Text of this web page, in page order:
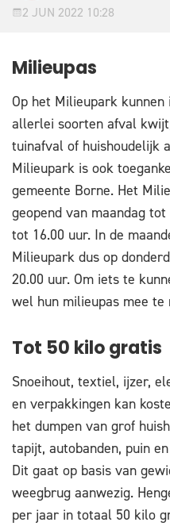
2 JUN 2022 10:28
Milieupas
Op het Milieupark
allerlei soorten afval
tuinafval of huishoudelijk
Milieupark is ook
gemeente Borne. Het
geopend van maandag
tot 16.00 uur. In de
Milieupark dus op
20.00 uur. Om iets te
wel hun milieupas mee te
Tot 50 kilo gratis
Snoeihout, textiel, ijzer,
en verpakkingen kan
het dumpen van grof
tapijt, autobanden, puin
Dit gaat op basis van
weegbrug aanwezig.
per jaar in totaal 50 kilo